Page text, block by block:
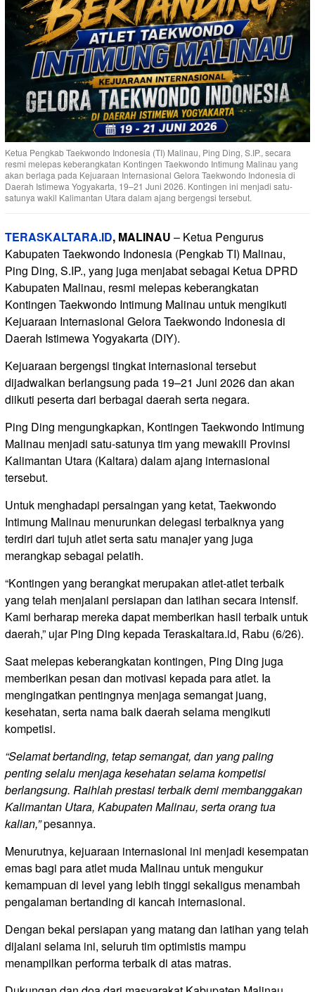
Ketua Pengkab Taekwondo Indonesia (TI) Malinau, Ping Ding, S.IP., secara
resmi melepas keberangkatan Kontingen Taekwondo Intimung Malinau yang
akan berlaga pada Kejuaraan Internasional Gelora Taekwondo Indonesia di
Daerah Istimewa Yogyakarta, 19–21 Juni 2026. Kontingen ini menjadi satu-
satunya wakil Kalimantan Utara dalam ajang bergengsi tersebut.
TERASKALTARA.ID, MALINAU – Ketua Pengurus
Kabupaten Taekwondo Indonesia (Pengkab TI) Malinau,
Ping Ding, S.IP., yang juga menjabat sebagai Ketua DPRD
Kabupaten Malinau, resmi melepas keberangkatan
Kontingen Taekwondo Intimung Malinau untuk mengikuti
Kejuaraan Internasional Gelora Taekwondo Indonesia di
Daerah Istimewa Yogyakarta (DIY).
Kejuaraan bergengsi tingkat internasional tersebut
dijadwalkan berlangsung pada 19–21 Juni 2026 dan akan
diikuti peserta dari berbagai daerah serta negara.
Ping Ding mengungkapkan, Kontingen Taekwondo Intimung
Malinau menjadi satu-satunya tim yang mewakili Provinsi
Kalimantan Utara (Kaltara) dalam ajang internasional
tersebut.
Untuk menghadapi persaingan yang ketat, Taekwondo
Intimung Malinau menurunkan delegasi terbaiknya yang
terdiri dari tujuh atlet serta satu manajer yang juga
merangkap sebagai pelatih.
“Kontingen yang berangkat merupakan atlet-atlet terbaik
yang telah menjalani persiapan dan latihan secara intensif.
Kami berharap mereka dapat memberikan hasil terbaik untuk
daerah,” ujar Ping Ding kepada Teraskaltara.id, Rabu (6/26).
Saat melepas keberangkatan kontingen, Ping Ding juga
memberikan pesan dan motivasi kepada para atlet. Ia
mengingatkan pentingnya menjaga semangat juang,
kesehatan, serta nama baik daerah selama mengikuti
kompetisi.
“Selamat bertanding, tetap semangat, dan yang paling
penting selalu menjaga kesehatan selama kompetisi
berlangsung. Raihlah prestasi terbaik demi membanggakan
Kalimantan Utara, Kabupaten Malinau, serta orang tua
kalian,”pesannya.
Menurutnya, kejuaraan internasional ini menjadi kesempatan
emas bagi para atlet muda Malinau untuk mengukur
kemampuan di level yang lebih tinggi sekaligus menambah
pengalaman bertanding di kancah internasional.
Dengan bekal persiapan yang matang dan latihan yang telah
dijalani selama ini, seluruh tim optimistis mampu
menampilkan performa terbaik di atas matras.